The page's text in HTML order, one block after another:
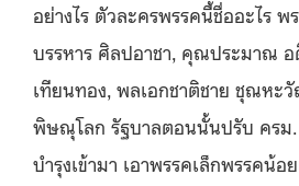
อย่างไร ตัวละครพรรคนี้ชื่ออะไร
บรรหาร ศิลปอาชา, คุณประมาณ อ
เทียนทอง, พลเอกชาติชาย ชุณหะ
พิษณุโลก รัฐบาลตอนนั้นปรับ ครม
บำรุงเข้ามา เอาพรรคเล็กพรรคน้